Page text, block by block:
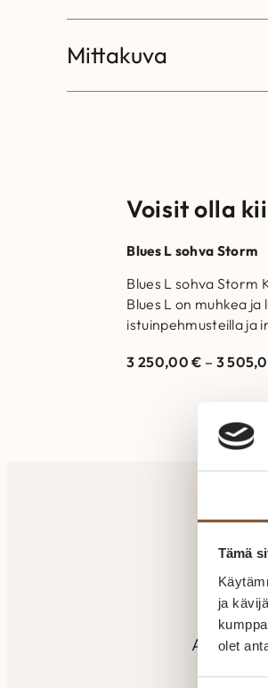
Tämä
ja
olet
Mittakuva
Voisit olla
Blues L sohva Storm
Blues L sohva Storm
Blues L on muhkea ja
istuinpehmusteilla ja
Runkorakenne on
3 250,00€ – 3